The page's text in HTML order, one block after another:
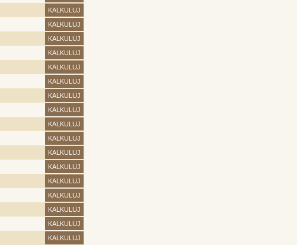
KALKULUJ
KALKULUJ
KALKULUJ
KALKULUJ
KALKULUJ
KALKULUJ
KALKULUJ
KALKULUJ
KALKULUJ
KALKULUJ
KALKULUJ
KALKULUJ
KALKULUJ
KALKULUJ
KALKULUJ
KALKULUJ
KALKULUJ